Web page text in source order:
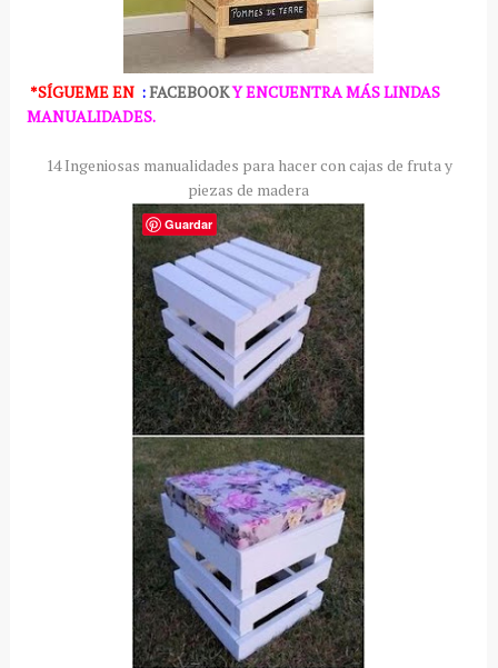
*SÍGUEMEEN :FACEBOOKY ENCUENTRA MÁS LINDAS
MANUALIDADES.
14 Ingeniosas manualidades para hacer con cajas de fruta y
piezas de madera
Guardar